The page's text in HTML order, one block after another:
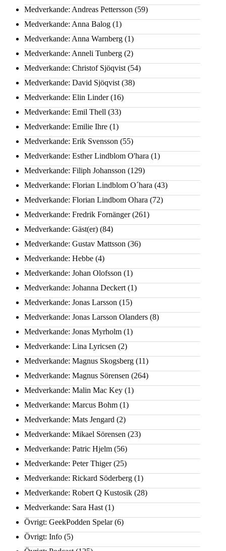
Medverkande: Andreas Pettersson (59)
Medverkande: Anna Balog (1)
Medverkande: Anna Warnberg (1)
Medverkande: Anneli Tunberg (2)
Medverkande: Christof Sjöqvist (54)
Medverkande: David Sjöqvist (38)
Medverkande: Elin Linder(16)
Medverkande: Emil Thell (33)
Medverkande: Emilie Ihre (1)
Medverkande: Erik Svensson (55)
Medverkande: Esther Lindblom O'hara (1)
Medverkande: Filiph Johansson (129)
Medverkande: Florian Lindblom O´hara (43)
Medverkande: Florian Lindbom Ohara (72)
Medverkande: Fredrik Fornänger(261)
Medverkande: Gäst(er) (84)
Medverkande: Gustav Mattsson (36)
Medverkande: Hebbe (4)
Medverkande: Johan Olofsson (1)
Medverkande: Johanna Deckert (1)
Medverkande: Jonas Larsson (15)
Medverkande: Jonas Larsson Olanders (8)
Medverkande: Jonas Myrholm (1)
Medverkande: Lina Lyricsen (2)
Medverkande: Magnus Skogsberg (11)
Medverkande: Magnus Sörensen (264)
Medverkande: Malin Mac Key (1)
Medverkande: Marcus Bohm (1)
Medverkande: Mats Jengard (2)
Medverkande: Mikael Sörensen (23)
Medverkande: Patric Hjelm (56)
Medverkande: Peter Thiger(25)
Medverkande: Rickard Söderberg (1)
Medverkande: Robert Q Kustosik (28)
Medverkande: Sara Hast (1)
Övrigt: GeekPodden Spelar(6)
Övrigt: Info (5)